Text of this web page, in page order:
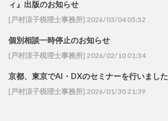
ィ』出版のお知らせ
[戸村涼子税理士事務所] 2026/03/04 05:52
個別相談一時停止のお知らせ
[戸村涼子税理士事務所] 2026/02/10 01:34
京都、東京でAI・DXのセミナーを行いました
[戸村涼子税理士事務所] 2026/01/30 21:39